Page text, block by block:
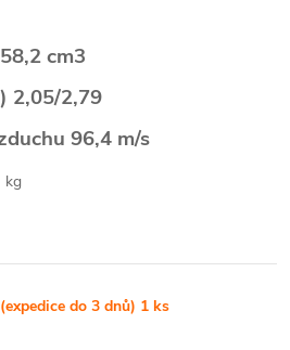
cm3
2,05/2,79
96,4 m/s
kg
do 3 dnů) 1 ks